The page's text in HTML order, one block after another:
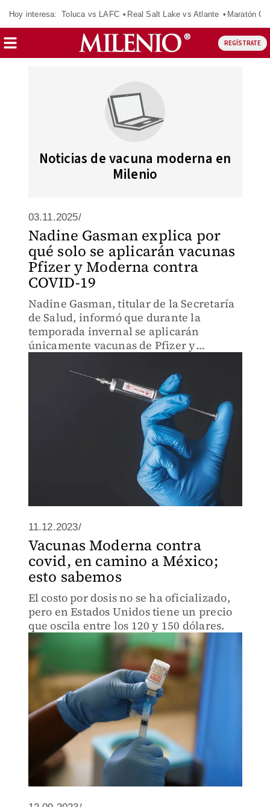
Hoy interesa: Toluca vs LAFC Real Salt Lake vs Atlante Maratón
REGÍSTRATE
Noticias de vacuna moderna en
Milenio
03.11.2025/
Nadine Gasman explica por
qué solo se aplicarán vacunas
Pfizer y Moderna contra
COVID-19
Nadine Gasman, titular de la Secretaría
de Salud, informó que durante la
temporada invernal se aplicarán
únicamente vacunas de Pfizer y
fuera la vacuna Patria.
11.12.2023/
Vacunas Moderna contra
covid, en camino a México;
esto sabemos
El costo por dosis no se ha oficializado,
pero en Estados Unidos tiene un precio
que oscila entre los 120 y 150 dólares.